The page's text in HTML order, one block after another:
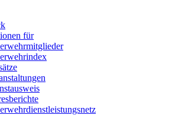
für